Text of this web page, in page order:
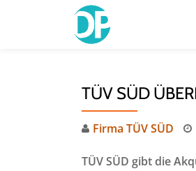
TÜV SÜD
Firma TÜV SÜD
TÜV SÜD gibt die